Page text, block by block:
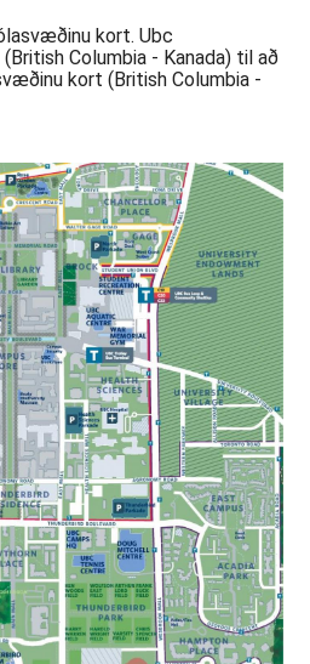
kort. Ubc
Columbia - Kanada) til að
kort (British Columbia -